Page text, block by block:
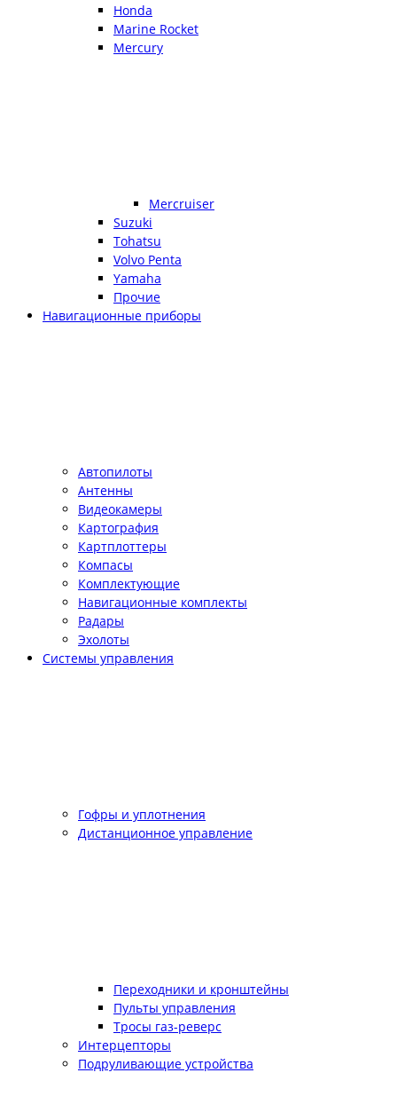
Honda
Marine Rocket
Mercury
Mercruiser
Suzuki
Tohatsu
Volvo Penta
Yamaha
Прочие
Навигационные приборы
Автопилоты
Антенны
Видеокамеры
Картография
Картплоттеры
Компасы
Комплектующие
Навигационные комплекты
Радары
Эхолоты
Системы управления
Гофры и уплотнения
Дистанционное управление
Переходники и кронштейны
Пульты управления
Тросы газ-реверс
Интерцепторы
Подруливающие устройства